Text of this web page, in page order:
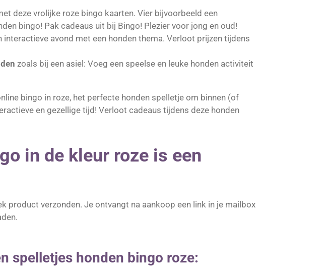
deze vrolijke roze bingo kaarten. Vier bijvoorbeeld een
bingo! Pak cadeaus uit bij Bingo! Plezier voor jong en oud!
interactieve avond met een honden thema. Verloot prijzen tijdens
zoals bij een asiel: Voeg een speelse en leuke honden activiteit
bingo in roze, het perfecte honden spelletje om binnen (of
en gezellige tijd! Verloot cadeaus tijdens deze honden
in de kleur roze is een
product verzonden. Je ontvangt na aankoop een link in je mailbox
spelletjes honden bingo roze: